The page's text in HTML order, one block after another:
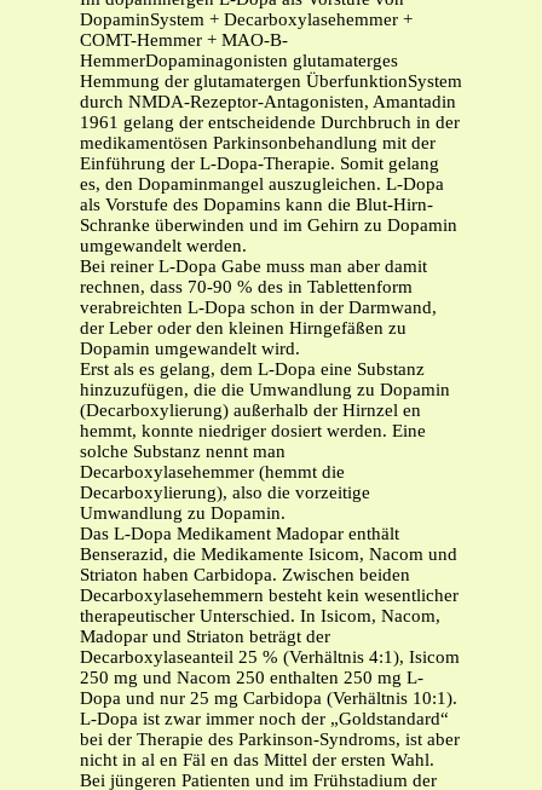
DopaminSystem + Decarboxylasehemmer +
COMT-Hemmer + MAO-B-
HemmerDopaminagonisten glutamaterges
Hemmung der glutamatergen ÜberfunktionSystem
durch NMDA-Rezeptor-Antagonisten, Amantadin
1961 gelang der entscheidende Durchbruch in der
medikamentösen Parkinsonbehandlung mit der
Einführung der L-Dopa-Therapie. Somit gelang
es, den Dopaminmangel auszugleichen. L-Dopa
als Vorstufe des Dopamins kann die Blut-Hirn-
Schranke überwinden und im Gehirn zu Dopamin
umgewandelt werden.
Bei reiner L-Dopa Gabe muss man aber damit
rechnen, dass 70-90 % des in Tablettenform
verabreichten L-Dopa schon in der Darmwand,
der Leber oder den kleinen Hirngefäßen zu
Dopamin umgewandelt wird.
Erst als es gelang, dem L-Dopa eine Substanz
hinzuzufügen, die die Umwandlung zu Dopamin
(Decarboxylierung) außerhalb der Hirnzel en
hemmt, konnte niedriger dosiert werden. Eine
solche Substanz nennt man
Decarboxylasehemmer (hemmt die
Decarboxylierung), also die vorzeitige
Umwandlung zu Dopamin.
Das L-Dopa Medikament Madopar enthält
Benserazid, die Medikamente Isicom, Nacom und
Striaton haben Carbidopa. Zwischen beiden
Decarboxylasehemmern besteht kein wesentlicher
therapeutischer Unterschied. In Isicom, Nacom,
Madopar und Striaton beträgt der
Decarboxylaseanteil 25 % (Verhältnis 4:1), Isicom
250 mg und Nacom 250 enthalten 250 mg L-
Dopa und nur 25 mg Carbidopa (Verhältnis 10:1).
L-Dopa ist zwar immer noch der „Goldstandard“
bei der Therapie des Parkinson-Syndroms, ist aber
nicht in al en Fäl en das Mittel der ersten Wahl.
Bei jüngeren Patienten und im Frühstadium der